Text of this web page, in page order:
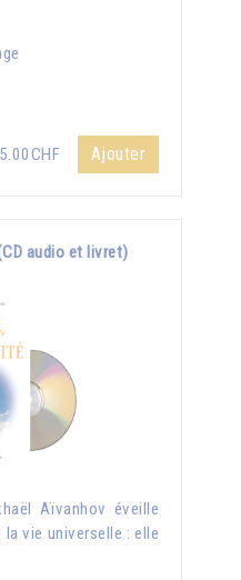
Ajouter
audio et livret)
Aïvanhov éveille
vie universelle : elle